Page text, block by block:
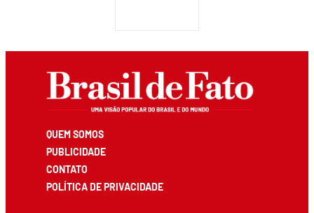
QUEM SOMOS
PUBLICIDADE
CONTATO
POLÍTICA DE PRIVACIDADE